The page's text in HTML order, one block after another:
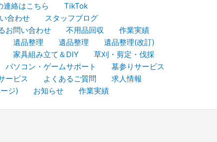
連絡はこちら
TikTok
合わせ
スタッフブログ
お問い合わせ 不用品回収
作業実績
遺品整理 遺品整理
遺品整理(改訂)
家具組み立て＆DIY
草刈・剪定・伐採​
パソコン・ゲームサポート
墓参りサービス
ービス よくあるご質問
求人情報
ジ) お知らせ
作業実績